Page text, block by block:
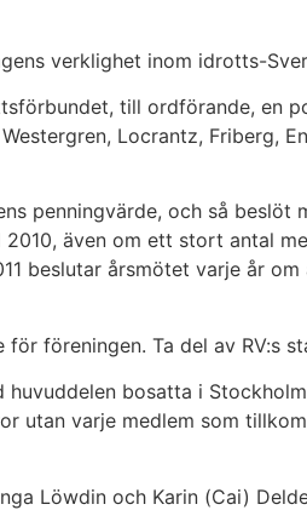
verklighet inom idrotts-
till ordförande, en
Locrantz, Friberg,
penningvärde, och så beslöt
även om ett stort antal
beslutar årsmötet varje år
föreningen. Ta del av RV:s
huvuddelen bosatta i
utan varje medlem som
Löwdin och Karin (Cai)